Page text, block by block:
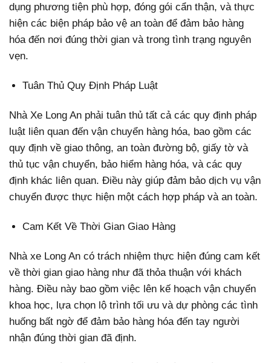
dụng phương tiện phù hợp, đóng gói cẩn thận, và thực
hiện các biện pháp bảo vệ an toàn để đảm bảo hàng
hóa đến nơi đúng thời gian và trong tình trạng nguyên
vẹn.
Tuân Thủ Quy Định Pháp Luật
Nhà Xe Long An phải tuân thủ tất cả các quy định pháp
luật liên quan đến vận chuyển hàng hóa, bao gồm các
quy định về giao thông, an toàn đường bộ, giấy tờ và
thủ tục vận chuyển, bảo hiểm hàng hóa, và các quy
định khác liên quan. Điều này giúp đảm bảo dịch vụ vận
chuyển được thực hiện một cách hợp pháp và an toàn.
Cam Kết Về Thời Gian Giao Hàng
Nhà xe Long An có trách nhiệm thực hiện đúng cam kết
về thời gian giao hàng như đã thỏa thuận với khách
hàng. Điều này bao gồm việc lên kế hoạch vận chuyển
khoa học, lựa chọn lộ trình tối ưu và dự phòng các tình
huống bất ngờ để đảm bảo hàng hóa đến tay người
nhận đúng thời gian đã định.